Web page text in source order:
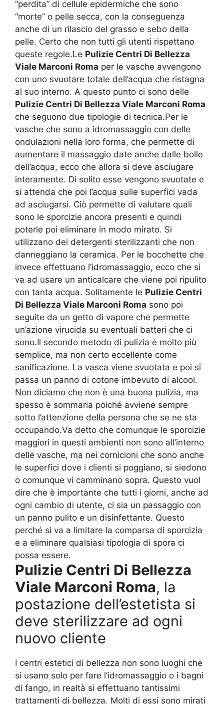
“perdita” di cellule epidermiche che sono
“morte” o pelle secca, con la conseguenza
anche di un rilascio del grasso e sebo della
pelle. Certo che non tutti gli utenti rispettano
queste regole.Le Pulizie Centri Di Bellezza
Viale Marconi Roma per le vasche avvengono
con uno svuotare totale dell’acqua che ristagna
al suo interno. A questo punto ci sono delle
Pulizie Centri Di Bellezza Viale Marconi Roma
che seguono due tipologie di tecnica.Per le
vasche che sono a idromassaggio con delle
ondulazioni nella loro forma, che permette di
aumentare il massaggio date anche dalle bolle
dell’acqua, ecco che allora si deve asciugare
interamente. Di solito esse vengono svuotate e
si attenda che poi l’acqua sulle superfici vada
ad asciugarsi. Ciò permette di valutare quali
sono le sporcizie ancora presenti e quindi
poterle poi eliminare in modo mirato. Si
utilizzano dei detergenti sterilizzanti che non
danneggiano la ceramica. Per le bocchette che
invece effettuano l’idromassaggio, ecco che si
va ad usare un anticalcare che viene poi ripulito
con tanta acqua. Solitamente le Pulizie Centri
Di Bellezza Viale Marconi Roma sono poi
seguite da un getto di vapore che permette
un’azione virucida su eventuali batteri che ci
sono.Il secondo metodo di pulizia è molto più
semplice, ma non certo eccellente come
sanificazione. La vasca viene svuotata e poi si
passa un panno di cotone imbevuto di alcool.
Non diciamo che non è una buona pulizia, ma
spesso è sommaria poiché avviene sempre
sotto l’attenzione della persona che se ne sta
occupando.Va detto che comunque le sporcizie
maggiori in questi ambienti non sono all’interno
delle vasche, ma nei cornicioni che sono anche
le superfici dove i clienti si poggiano, si siedono
o comunque vi camminano sopra. Questo vuol
dire che è importante che tutti i giorni, anche ad
ogni cambio di utente, ci sia un passaggio con
un panno pulito e un disinfettante. Questo
perché si va a limitare la comparsa di sporcizia
e a eliminare qualsiasi tipologia di spora ci
possa essere.
Pulizie Centri Di Bellezza
Viale Marconi Roma, la
postazione dell’estetista si
deve sterilizzare ad ogni
nuovo cliente
I centri estetici di bellezza non sono luoghi che
si usano solo per fare l’idromassaggio o i bagni
di fango, in realtà si effettuano tantissimi
trattamenti di bellezza. Molti di essi sono mirati